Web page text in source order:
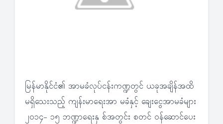
မြန်မာနိုင်ငံ၏ အာမခံလုပ်ငန်းကဏ္ဍတွင် ယခုအချိန်အထိ
မရှိသေးသည့် ကျန်းမာရေးအာ မခံနှင့် ချေးငွေအာမခံများ
၂၀၁၄- ၁၅ ဘဏ္ဍာရေးနှ စ်အတွင်း စတင် ဝန်ဆောင်ပေး